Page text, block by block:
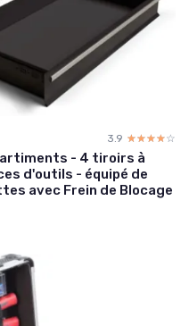
3.9 ☆☆☆☆☆
★★★★★
- 4 tiroirs à
d'outils - équipé de
avec Frein de Blocage